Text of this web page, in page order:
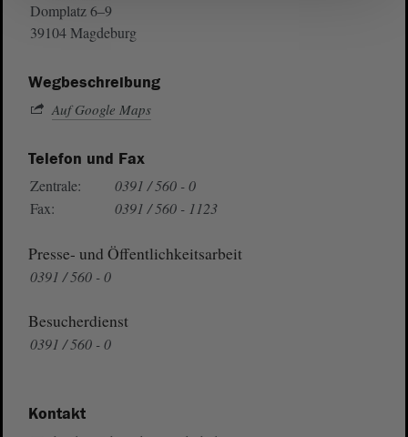
Domplatz 6–9
39104 Magdeburg
Wegbeschreibung
Auf Google Maps
Telefon und Fax
Zentrale:
0391 / 560 - 0
Fax:
0391 / 560 - 1123
Presse- und Öffentlichkeitsarbeit
0391 / 560 - 0
Besucherdienst
0391 / 560 - 0
Kontakt